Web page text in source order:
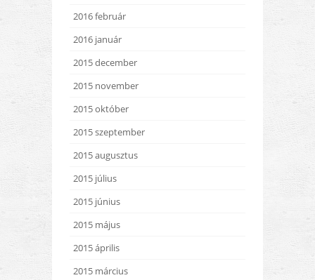
2016 február
2016 január
2015 december
2015 november
2015 október
2015 szeptember
2015 augusztus
2015 július
2015 június
2015 május
2015 április
2015 március